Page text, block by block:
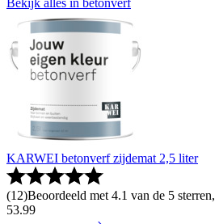
KARWEI betonverf zijdemat 2,5 liter
(12)Beoordeeld met 4.1 van de 5
53.99